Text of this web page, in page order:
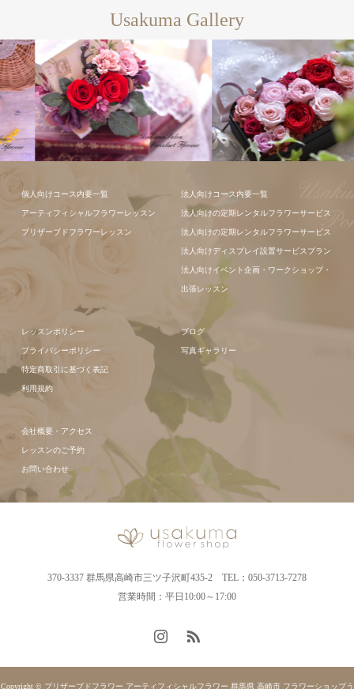
Usakuma Gallery
ンジメント
個人向けコース内要一覧
アーティフィシャルフラワーレッスン
プリザーブドフラワーレッスン
法人向けコース内要一覧
法人向けの定期レンタルフラワーサービス
法人向けの定期レンタルフラワーサービス
法人向けディスプレイ設置サービスプラン
法人向けイベント企画・ワークショップ・
出張レッスン
レッスンポリシー
プライバシーポリシー
特定商取引に基づく表記
利用規約
ブログ
写真ギャラリー
会社概要・アクセス
レッスンのご予約
お問い合わせ
370-3337 群馬県高崎市三ツ子沢町435-2 TEL：050-3713-7278
営業時間：平日10:00～17:00
Copyright © プリザーブドフラワー アーティフィシャルフラワー 群馬県 高崎市 フラワーショップう